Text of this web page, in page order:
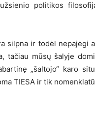
politikos
silpna ir todėl nepajėgi
mūsų šalyje
„šaltojo“ karo
TIESA ir tik